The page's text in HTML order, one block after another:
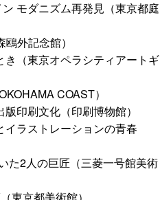
モダニズム再発見（東京都庭
外記念館）
（東京オペラシティアートギ
COAST）
印刷文化（印刷博物館）
ラストレーションの青春
2人の巨匠（三菱一号館美術
東京都美術館）